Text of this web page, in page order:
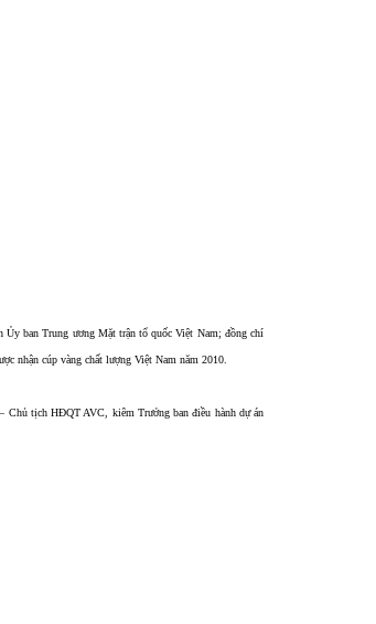
ban Trung ương Mặt trận tổ quốc Việt Nam; đồng chí
nhận cúp vàng chất lượng Việt Nam năm 2010.
Chủ tịch HĐQT AVC, kiêm Trưởng ban điều hành dự án